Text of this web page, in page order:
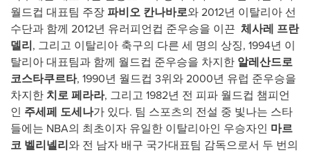
월드컵 대표팀 주장파비오 칸나바로와 2012년 이탈리아 선
수단과 함께 2012년 유러피언컵 준우승을 이끈 체사레 프란
델리, 그리고 이탈리아 축구의 다른 세 명의 상징, 1994년 이
탈리아 대표팀과 함께 월드컵 준우승을 차지한 알레산드로
코스타쿠르타, 1990년 월드컵 3위와 2000년 유럽 준우승을
차지한 치로 페라라, 그리고 1982년 전 피파 월드컵 챔피언
인 주세페 도세나가 있다. 팀 스포츠의 전설 중 빛나는 스타
들에는 NBA의 최초이자 유일한 이탈리아인 우승자인 마르
코 벨리넬리와 전 남자 배구 국가대표팀 감독으로서 두 번의